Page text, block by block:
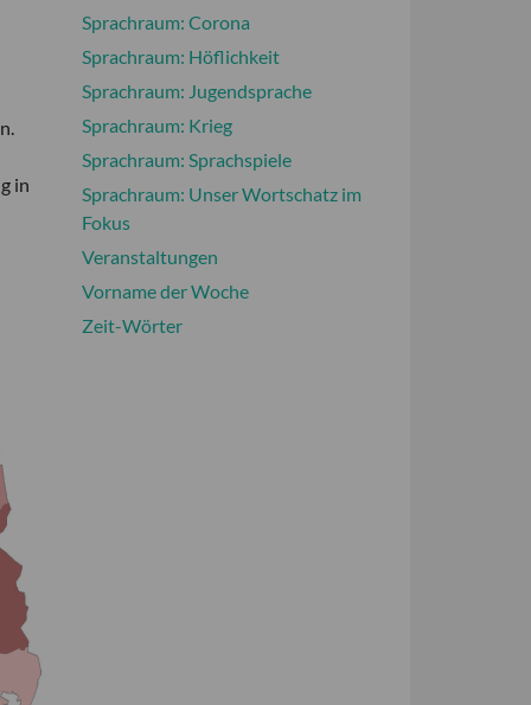
in
Sprachraum: Corona
Sprachraum: Höflichkeit
Sprachraum: Jugendsprache
Sprachraum: Krieg
Sprachraum: Sprachspiele
Sprachraum: Unser Wortschatz im
Fokus
Veranstaltungen
Vorname der Woche
Zeit-Wörter